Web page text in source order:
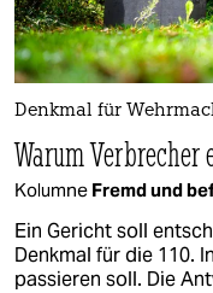
Denkmal für
Warum Verbrecher
Kolumne Fremd und
Ein Gericht soll
Denkmal für die 110.
passieren soll. Die